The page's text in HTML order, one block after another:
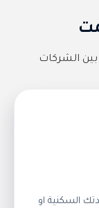
الشركات
السكنية او